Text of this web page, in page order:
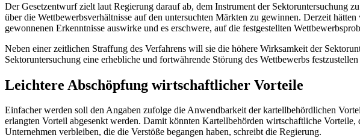
Der Gesetzentwurf zielt laut Regierung darauf ab, dem Instrument der Sektoruntersuchung
über die Wettbewerbsverhältnisse auf den untersuchten Märkten zu gewinnen. Derzeit
gewonnenen Erkenntnisse auswirke und es erschwere, auf die festgestellten
Neben einer zeitlichen Straffung des Verfahrens will sie die höhere Wirksamkeit der
Sektoruntersuchung eine erhebliche und fortwährende Störung des Wettbewerbs
Leichtere Abschöpfung wirtschaftlicher Vorteile
Einfacher werden soll den Angaben zufolge die Anwendbarkeit der kartellbehördlichen
erlangten Vorteil abgesenkt werden. Damit könnten Kartellbehörden wirtschaftliche
Unternehmen verbleiben, die die Verstöße begangen haben, schreibt die Regierung.